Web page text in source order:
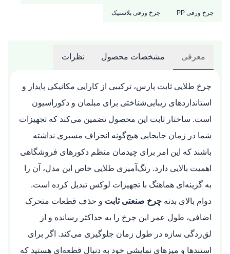
چرخ ورقی PP چرخ ورقی پلاستیک
معرفی مشخصات محصول نظرات
چرخ طلایی ثابت پارس، ترکیبی از کارایی مکانیکی پایدار و
استانداردهای زیبایی‌شناختی برای مبلمان و دکوراسیون
است. ساختار ثابت این محصول تضمین می‌کند که تجهیزات
شما در زمان جابجایی هیچ‌گونه انحراف مسیری نداشته
باشند که این امر برای چیدمان منظم دکورهای فروشگاهی
اهمیت بالایی دارد. رنگ‌آمیزی طلایی خاص این مدل، آن را
به گزینه‌ای هماهنگ با تجهیزات لوکس تبدیل کرده است.
دوام بالای بدنه چرخ صنعتی ثابت و حذف قطعات متحرک
اضافی، طول عمر این چرخ را به حداکثر رسانده و از
لق‌زدگی سازه در طول زمان جلوگیری می‌کند. اگر برای
استندها و میزهای نمایشی خود به دنبال قطعه‌ای هستید که